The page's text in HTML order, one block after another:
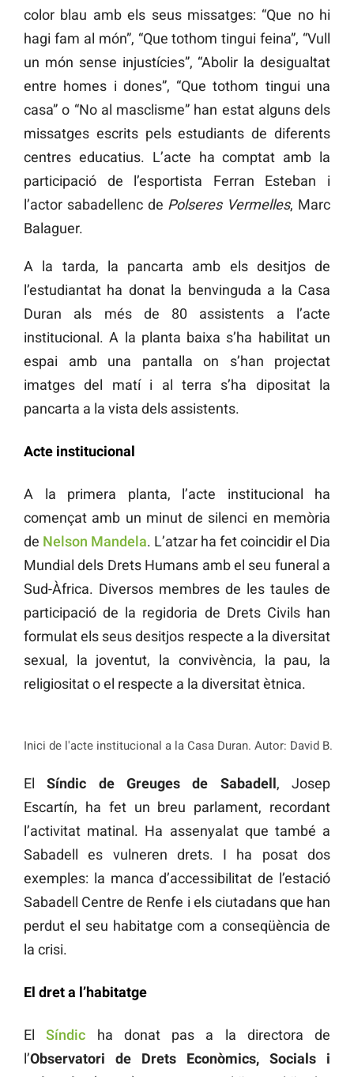
color blau amb els seus missatges: “Que no hi
hagi fam al món”, “Que tothom tingui feina”, “Vull
un món sense injustícies”, “Abolir la desigualtat
entre homes i dones”, “Que tothom tingui una
casa” o “No al masclisme” han estat alguns dels
missatges escrits pels estudiants de diferents
centres educatius. L’acte ha comptat amb la
participació de l’esportista Ferran Esteban i
l’actor sabadellenc de Polseres Vermelles, Marc
Balaguer.
A la tarda, la pancarta amb els desitjos de
l’estudiantat ha donat la benvinguda a la Casa
Duran als més de 80 assistents a l’acte
institucional. A la planta baixa s’ha habilitat un
espai amb una pantalla on s’han projectat
imatges del matí i al terra s’ha dipositat la
pancarta a la vista dels assistents.
Acte institucional
A la primera planta, l’acte institucional ha
començat amb un minut de silenci en memòria
de Nelson Mandela. L’atzar ha fet coincidir el Dia
Mundial dels Drets Humans amb el seu funeral a
Sud-Àfrica. Diversos membres de les taules de
participació de la regidoria de Drets Civils han
formulat els seus desitjos respecte a la diversitat
sexual, la joventut, la convivència, la pau, la
religiositat o el respecte a la diversitat ètnica.
Inici de l'acte institucional a la Casa Duran. Autor: David B.
ElSíndic de Greuges de Sabadell, Josep
Escartín, ha fet un breu parlament, recordant
l’activitat matinal. Ha assenyalat que també a
Sabadell es vulneren drets. I ha posat dos
exemples: la manca d’accessibilitat de l’estació
Sabadell Centre de Renfe i els ciutadans que han
perdut el seu habitatge com a conseqüència de
la crisi.
El dret a l’habitatge
ElSíndic ha donat pas a la directora de
l’Observatori de Drets Econòmics, Socials i